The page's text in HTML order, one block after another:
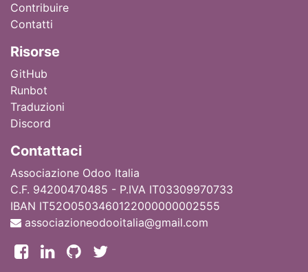
Contribuire
Contatti
Risorse
GitHub
Runbot
Traduzioni
Discord
Contattaci
Associazione Odoo Italia
C.F. 94200470485 - P.IVA IT03309970733
IBAN IT52O0503460122000000002555
associazioneodooitalia@gmail.com